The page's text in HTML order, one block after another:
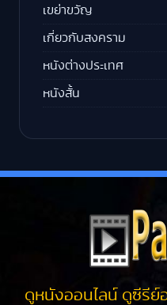
เขย่าขวัญ
เกี่ยวกับสงคราม
หนังต่างประเทศ
หนังสั้น
ดูหนังออนไลน์ ดูซีรี